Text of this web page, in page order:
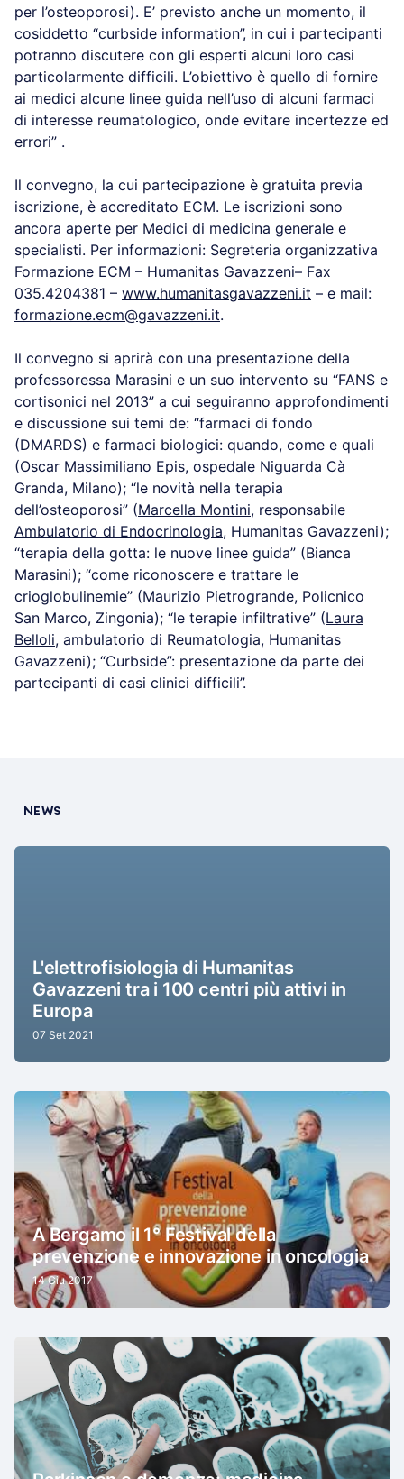
per l’osteoporosi). E’ previsto anche un momento, il
cosiddetto “curbside information”, in cui i partecipanti
potranno discutere con gli esperti alcuni loro casi
particolarmente difficili. L’obiettivo è quello di fornire
ai medici alcune linee guida nell’uso di alcuni farmaci
di interesse reumatologico, onde evitare incertezze ed
errori” .
Il convegno, la cui partecipazione è gratuita previa
iscrizione, è accreditato ECM. Le iscrizioni sono
ancora aperte per Medici di medicina generale e
specialisti. Per informazioni: Segreteria organizzativa
Formazione ECM – Humanitas Gavazzeni– Fax
035.4204381 – www.humanitasgavazzeni.it – e mail:
formazione.ecm@gavazzeni.it.
Il convegno si aprirà con una presentazione della
professoressa Marasini e un suo intervento su “FANS e
cortisonici nel 2013” a cui seguiranno approfondimenti
e discussione sui temi de: “farmaci di fondo
(DMARDS) e farmaci biologici: quando, come e quali
(Oscar Massimiliano Epis, ospedale Niguarda Cà
Granda, Milano); “le novità nella terapia
dell’osteoporosi” (Marcella Montini, responsabile
Ambulatorio di Endocrinologia, Humanitas Gavazzeni);
“terapia della gotta: le nuove linee guida” (Bianca
Marasini); “come riconoscere e trattare le
crioglobulinemie” (Maurizio Pietrogrande, Policnico
San Marco, Zingonia); “le terapie infiltrative” (Laura
Belloli, ambulatorio di Reumatologia, Humanitas
Gavazzeni); “Curbside”: presentazione da parte dei
partecipanti di casi clinici difficili”.
NEWS
L'elettrofisiologia di Humanitas
Gavazzeni tra i 100 centri più attivi in
Europa
07 Set 2021
A Bergamo il 1° Festival della
prevenzione e innovazione in oncologia
14 Giu 2017